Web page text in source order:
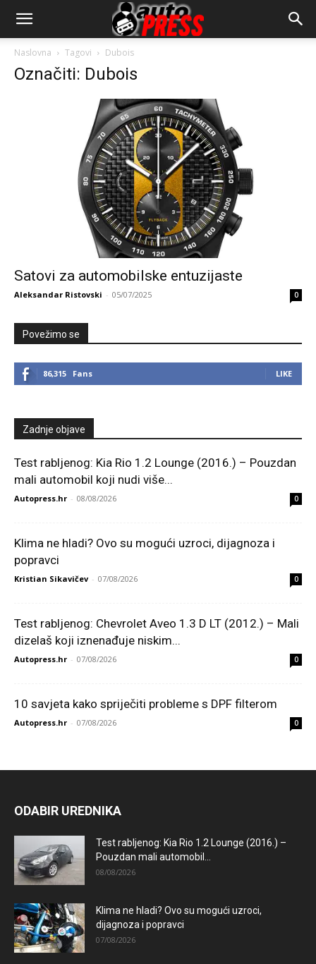
AutopressHR
Naslovna Tagovi Dubois
Označiti: Dubois
Satovi za automobilske entuzijaste
Aleksandar Ristovski - 05/07/2025 0
Povežimo se
86,315 Fans LIKE
Zadnje objave
Test rabljenog: Kia Rio 1.2 Lounge (2016.) – Pouzdan
mali automobil koji nudi više...
Autopress.hr - 08/08/2026 0
Klima ne hladi? Ovo su mogući uzroci, dijagnoza i
popravci
Kristian Sikavičev - 07/08/2026 0
Test rabljenog: Chevrolet Aveo 1.3 D LT (2012.) – Mali
dizelaš koji iznenađuje niskim...
Autopress.hr - 07/08/2026 0
10 savjeta kako spriječiti probleme s DPF filterom
Autopress.hr - 07/08/2026 0
ODABIR UREDNIKA
Test rabljenog: Kia Rio 1.2 Lounge (2016.) –
Pouzdan mali automobil...
08/08/2026
Klima ne hladi? Ovo su mogući uzroci,
dijagnoza i popravci
07/08/2026